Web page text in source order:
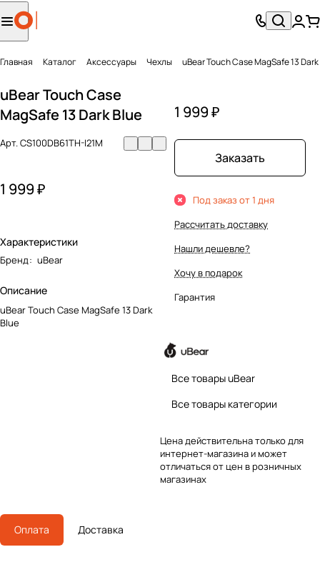
Главная Каталог Аксесcуары Чехлы uBear Touch Case MagSafe 13
uBear Touch Case
MagSafe 13 Dark Blue
Арт.CS100DB61TH-I21M
1 999 ₽
Характеристики
Бренд: uBear
Описание
uBear Touch Case MagSafe 13 Dark
Blue
1 999 ₽
Заказать
Под заказ от 1 дня
Рассчитать доставку
Нашли дешевле?
Хочу в подарок
Гарантия
Все товары uBear
Все товары категории
Цена действительна только для
интернет-магазина и может
отличаться от цен в розничных
магазинах
Оплата Доставка